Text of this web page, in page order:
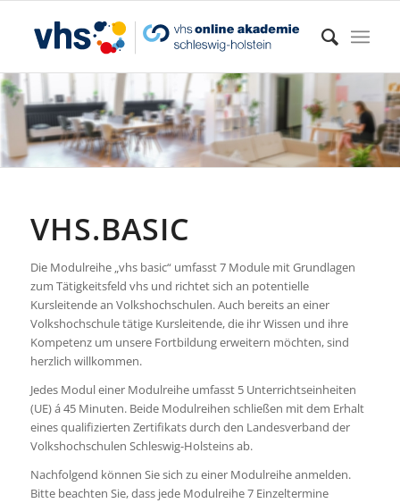
VHS.BASIC
Die Modulreihe „vhs basic“ umfasst 7 Module mit Grundlagen
zum Tätigkeitsfeld vhs und richtet sich an potentielle
Kursleitende an Volkshochschulen. Auch bereits an einer
Volkshochschule tätige Kursleitende, die ihr Wissen und ihre
Kompetenz um unsere Fortbildung erweitern möchten, sind
herzlich willkommen.
Jedes Modul einer Modulreihe umfasst 5 Unterrichtseinheiten
(UE) á 45 Minuten. Beide Modulreihen schließen mit dem Erhalt
eines qualifizierten Zertifikats durch den Landesverband der
Volkshochschulen Schleswig-Holsteins ab.
Nachfolgend können Sie sich zu einer Modulreihe anmelden.
Bitte beachten Sie, dass jede Modulreihe 7 Einzeltermine